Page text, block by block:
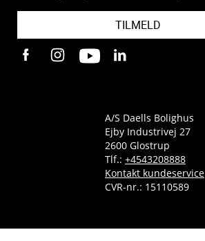
TILMELD
A/S Daells Bolighus
Ejby Industrivej 27
2600 Glostrup
Tlf.: +4543208888
Kontakt kundeservice
CVR-nr.: 15110589